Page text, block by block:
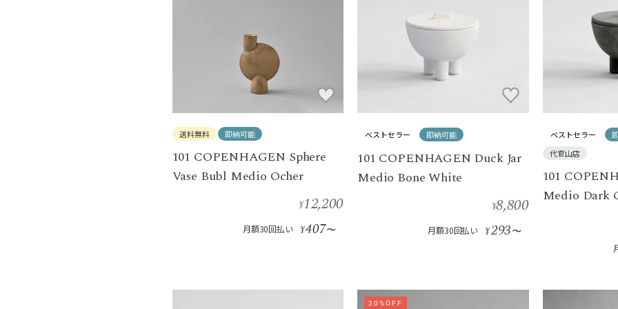
送料無料 即納可能
101 COPENHAGEN Sphere
Vase Bubl Medio Ocher
¥12,200
月額30回払い ¥407〜
ベストセラー 即納可能
101 COPENHAGEN Duck Jar
Medio Bone White
¥8,800
月額30回払い ¥293〜
ベストセラー
代官山店
101
Medio Dark
20%OFF